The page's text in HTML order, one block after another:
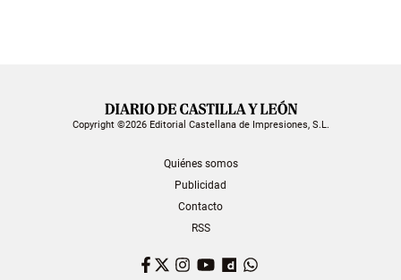
Copyright ©2026 Editorial Castellana de Impresiones, S.L.
Quiénes somos
Publicidad
Contacto
RSS
Facebook
TwitterInstagram
YouTubeDailymotion